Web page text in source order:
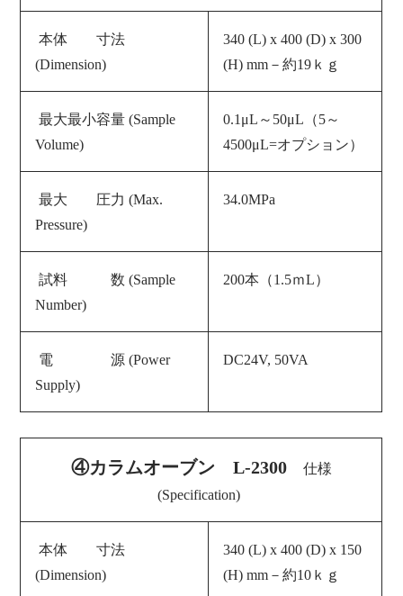
本体 寸法
(Dimension)
340 (L) x 400 (D) x 300
(H) mm－約19ｋｇ
最大最小容量 (Sample
Volume)
0.1μL～50μL（5～
4500μL=オプション）
最大 圧力 (Max.
Pressure)
34.0MPa
試料 数 (Sample
Number)
200本（1.5ｍL）
電 源 (Power
Supply)
DC24V, 50VA
④カラムオーブン L-2300
仕様
(Specification)
本体 寸法
(Dimension)
340 (L) x 400 (D) x 150
(H) mm－約10ｋｇ